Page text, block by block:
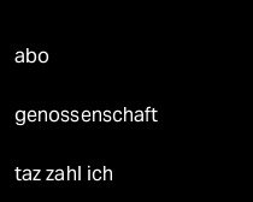
abo
genossenschaft
taz zahl ich